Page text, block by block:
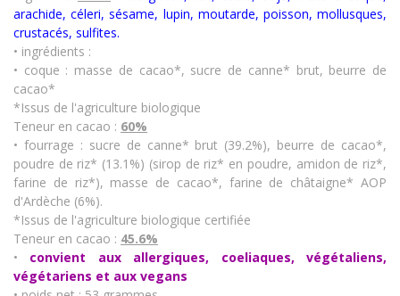
arachide, céleri, sésame, lupin, moutarde, poisson, mollusques,
crustacés, sulfites.
• ingrédients :
• coque : masse de cacao*, sucre de canne* brut, beurre de
cacao*
*Issus de l'agriculture biologique
Teneur en cacao : 60%
• fourrage : sucre de canne* brut (39.2%), beurre de cacao*,
poudre de riz* (13.1%) (sirop de riz* en poudre, amidon de riz*,
farine de riz*), masse de cacao*, farine de châtaigne* AOP
d'Ardèche (6%).
*Issus de l'agriculture biologique certifiée
Teneur en cacao : 45.6%
• convient aux allergiques, coeliaques, végétaliens,
végétariens et aux vegans